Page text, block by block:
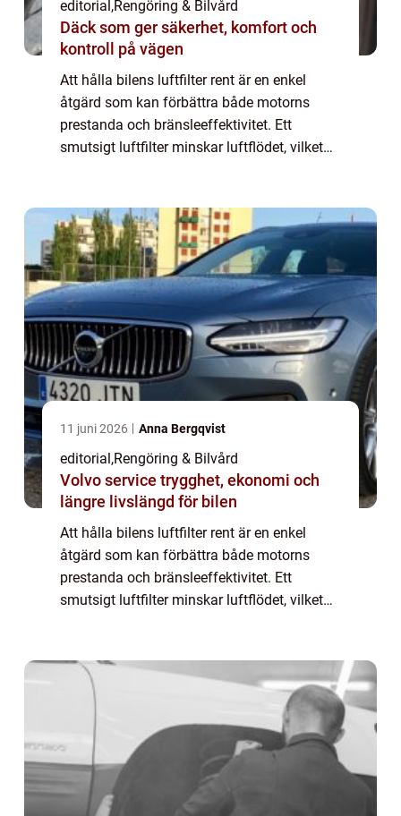
editorial,Rengöring & Bilvård
Däck som ger säkerhet, komfort och
kontroll på vägen
Att hålla bilens luftfilter rent är en enkel
åtgärd som kan förbättra både motorns
prestanda och bränsleeffektivitet. Ett
smutsigt luftfilter minskar luftflödet, vilket
11 juni 2026 Anna Bergqvist
editorial,Rengöring & Bilvård
Volvo service trygghet, ekonomi och
längre livslängd för bilen
Att hålla bilens luftfilter rent är en enkel
åtgärd som kan förbättra både motorns
prestanda och bränsleeffektivitet. Ett
smutsigt luftfilter minskar luftflödet, vilket